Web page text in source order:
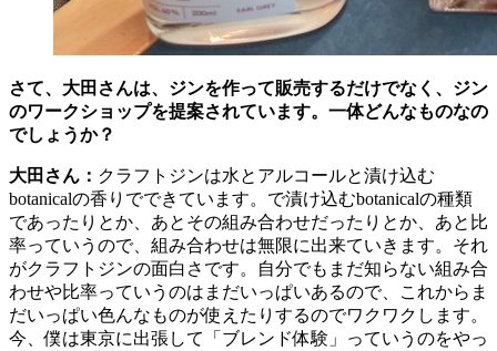
さて、大田さんは、ジンを作って販売するだけでなく、ジン
のワークショップを提案されています。一体どんなものなの
でしょうか？
大田さん： クラフトジンは水とアルコールと漬け込む
botanicalの香りでできています。で漬け込むbotanicalの種類
であったりとか、あとその組み合わせだったりとか、あと比
率っていうので、組み合わせは無限に出来ていきます。それ
がクラフトジンの面白さです。自分でもまだ知らない組み合
わせや比率っていうのはまだいっぱいあるので、これからま
だいっぱい色んなものが使えたりするのでワクワクします。
今、僕は東京に出張して「ブレンド体験」っていうのをやっ